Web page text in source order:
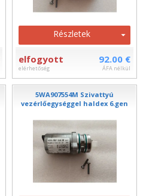
Részletek
elfogyott
elérhetőség
92.00 €
ÁFA nélkül
5WA907554M Szivattyú
vezérlőegységgel haldex 6.gen